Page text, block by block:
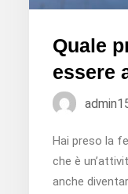
Quale
essere
Hai preso la
che è
anche